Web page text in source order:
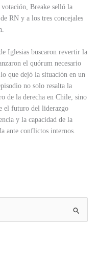
Breake selló la
RN y a los tres concejales
Iglesias buscaron revertir la
el quórum necesario
que dejó la situación en un
no solo resalta la
de la derecha en Chile, sino
el futuro del liderazgo
y la capacidad de la
ante conflictos internos.